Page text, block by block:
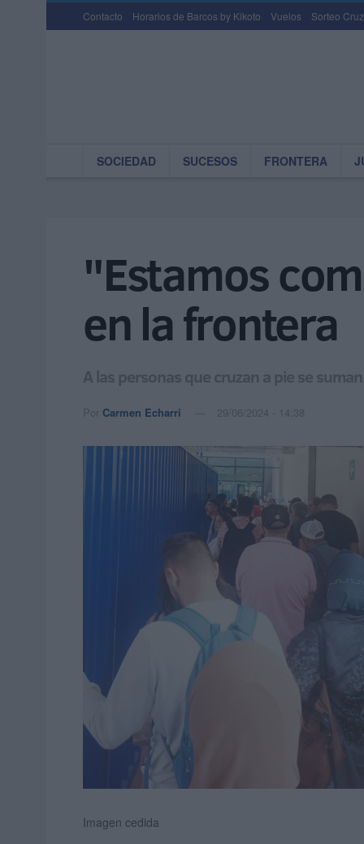
Contacto Horarios de Barcos by Kikoto Vuelos Sorteo
SOCIEDAD SUCESOS FRONTERA
"Estamos
en la frontera
A las personas que cruzan a pie se
Por Carmen Echarri 29/06/2024 - 14:38
Imagen cedida